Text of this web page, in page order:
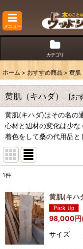
メニュー
カテゴリ
ホーム > おすすめ商品 > 黄肌
黄肌（キハダ） [お
黄肌(キハダ)はその名の
心材と辺材の変化は少な
着色をして桑の代用品と
並び順 :
1件
黄肌(キハ
98,000円
サイズ